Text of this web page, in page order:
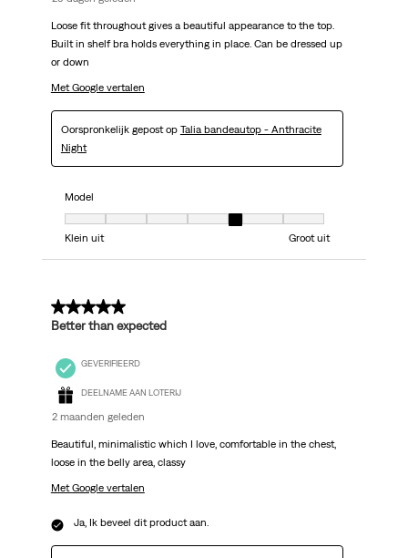
Loose fit throughout gives a beautiful appearance to the top.
Built in shelf bra holds everything in place. Can be dressed up
or down
Met Google vertalen
Oorspronkelijk gepost op Talia bandeautop - Anthracite
Night
Model
Model, 5 van 7, waarbij 1 gelijk is aan Klein uit en 7 gelijk is aan Groot uit
Klein uit
Groot uit
5 van 5 sterren.
Better than expected
GEVERIFIEERD
DEELNAME AAN LOTERIJ
2 maanden geleden
Beautiful, minimalistic which I love, comfortable in the chest,
loose in the belly area, classy
Met Google vertalen
Ja, Ik beveel dit product aan.